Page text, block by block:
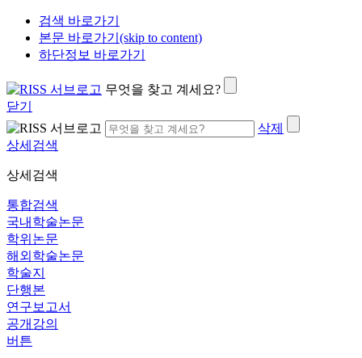
검색 바로가기
본문 바로가기(skip to content)
하단정보 바로가기
무엇을 찾고 계세요?
닫기
삭제
상세검색
상세검색
통합검색
국내학술논문
학위논문
해외학술논문
학술지
단행본
연구보고서
공개강의
버튼